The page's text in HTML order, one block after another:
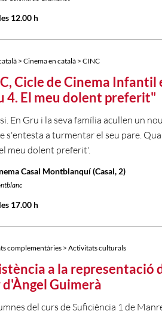
12.00 h
> Cinema en català > CINC
Cicle de Cinema Infantil
4. El meu dolent preferit"
En Gru i la seva família acullen un
s'entesta a turmentar el seu pare.
meu dolent preferit'.
Casal Montblanquí (Casal, 2)
17.00 h
complementàries > Activitats culturals
a la representació
d'Àngel Guimerà
del curs de Suficiència 1 de